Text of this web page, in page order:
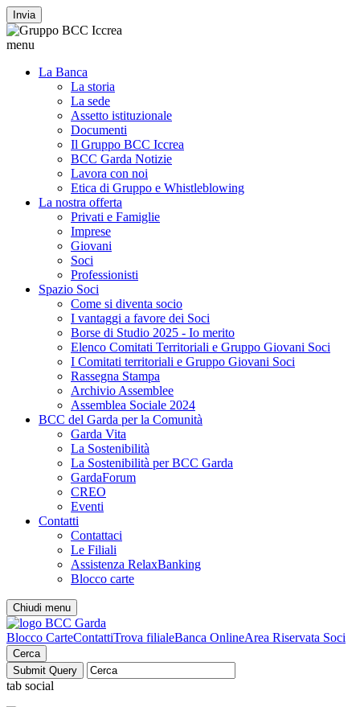
Invia
menu
La Banca
La storia
La sede
Assetto istituzionale
Documenti
Il Gruppo BCC Iccrea
BCC Garda Notizie
Lavora con noi
Etica di Gruppo e Whistleblowing
La nostra offerta
Privati e Famiglie
Imprese
Giovani
Soci
Professionisti
Spazio Soci
Come si diventa socio
I vantaggi a favore dei Soci
Borse di Studio 2025 - Io merito
Elenco Comitati Territoriali e Gruppo Giovani Soci
I Comitati territoriali e Gruppo Giovani Soci
Rassegna Stampa
Archivio Assemblee
Assemblea Sociale 2024
BCC del Garda per la Comunità
Garda Vita
La Sostenibilità
La Sostenibilità per BCC Garda
GardaForum
CREO
Eventi
Contatti
Contattaci
Le Filiali
Assistenza RelaxBanking
Blocco carte
Chiudi menu
Blocco CarteContattiTrova filialeBanca OnlineArea Riservata Soci
Cerca
tab social